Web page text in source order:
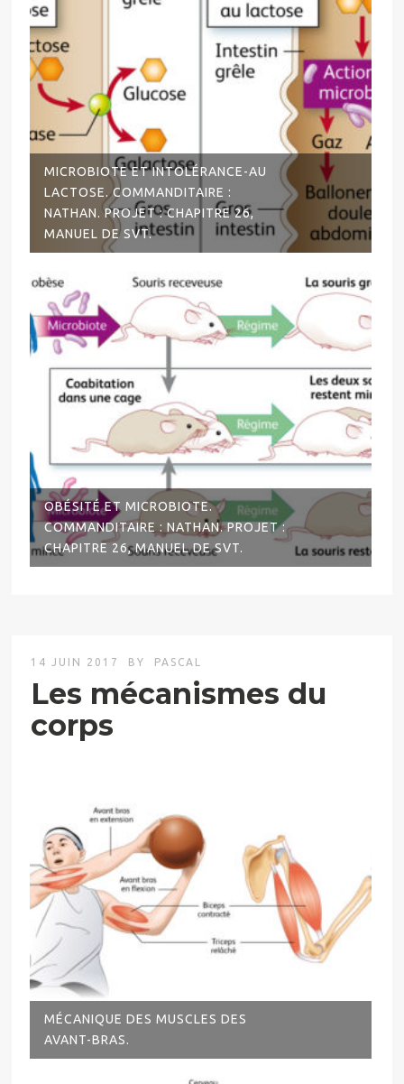
MICROBIOTE ET INTOLÉRANCE-AU
LACTOSE. COMMANDITAIRE :
NATHAN. PROJET : CHAPITRE 26,
MANUEL DE SVT.
OBÉSITÉ ET MICROBIOTE.
COMMANDITAIRE : NATHAN. PROJET :
CHAPITRE 26, MANUEL DE SVT.
14 JUIN 2017 BY PASCAL
Les mécanismes du
corps
MÉCANIQUE DES MUSCLES DES
AVANT-BRAS.